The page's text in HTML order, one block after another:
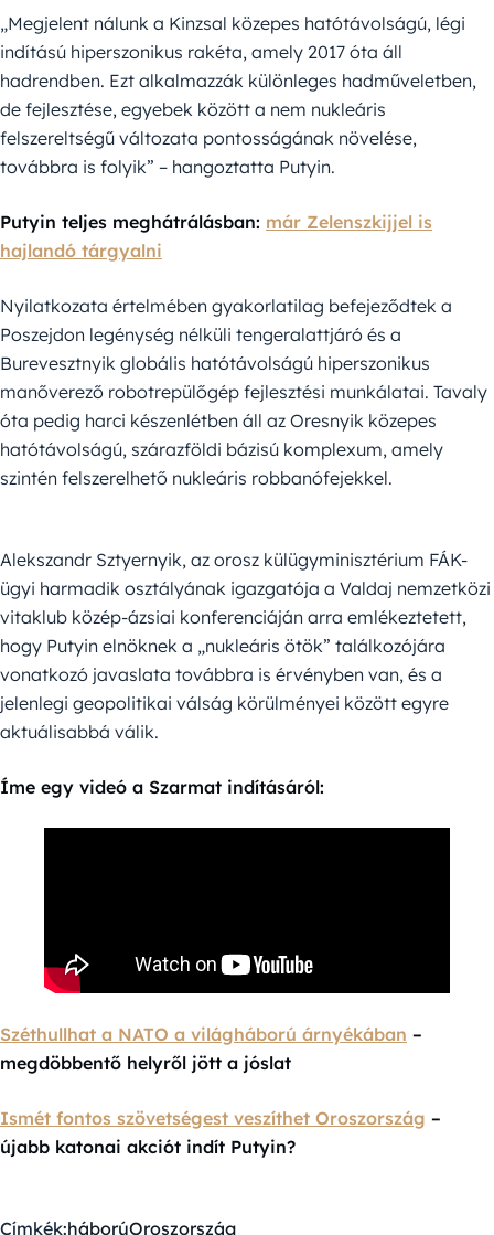
„Megjelent nálunk a Kinzsal közepes hatótávolságú, légi
indítású hiperszonikus rakéta, amely 2017 óta áll
hadrendben. Ezt alkalmazzák különleges hadműveletben,
de fejlesztése, egyebek között a nem nukleáris
felszereltségű változata pontosságának növelése,
továbbra is folyik” – hangoztatta Putyin.
Putyin teljes meghátrálásban: már Zelenszkijjel is
hajlandó tárgyalni
Nyilatkozata értelmében gyakorlatilag befejeződtek a
Poszejdon legénység nélküli tengeralattjáró és a
Burevesztnyik globális hatótávolságú hiperszonikus
manőverező robotrepülőgép fejlesztési munkálatai. Tavaly
óta pedig harci készenlétben áll az Oresnyik közepes
hatótávolságú, szárazföldi bázisú komplexum, amely
szintén felszerelhető nukleáris robbanófejekkel.
Alekszandr Sztyernyik, az orosz külügyminisztérium FÁK-
ügyi harmadik osztályának igazgatója a Valdaj nemzetközi
vitaklub közép-ázsiai konferenciáján arra emlékeztetett,
hogy Putyin elnöknek a „nukleáris ötök” találkozójára
vonatkozó javaslata továbbra is érvényben van, és a
jelenlegi geopolitikai válság körülményei között egyre
aktuálisabbá válik.
Íme egy videó a Szarmat indításáról:
Széthullhat a NATO a világháború árnyékában –
megdöbbentő helyről jött a jóslat
Ismét fontos szövetségest veszíthet Oroszország –
újabb katonai akciót indít Putyin?
Címkék:háborúOroszország